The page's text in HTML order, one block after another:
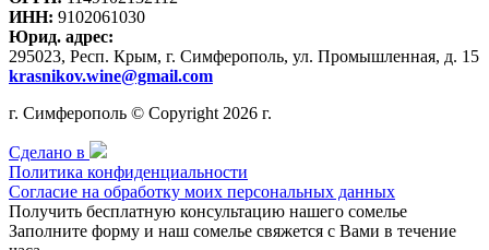
ИНН: 9102061030
Юрид. адрес:
295023, Респ. Крым, г. Симферополь, ул. Промышленная, д. 15
krasnikov.wine@gmail.com
г. Симферополь © Copyright 2026 г.
Сделано в
Политика конфиденциальности
Согласие на обработку моих персональных данных
Получить бесплатную консультацию нашего сомелье
Заполните форму и наш сомелье свяжется с Вами в течение